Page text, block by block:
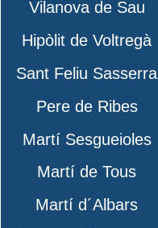
Vilanova de Sau
Hipòlit de Voltregà
Sant Feliu Sasserra
Pere de Ribes
Martí Sesgueioles
Martí de Tous
Martí d´Albars